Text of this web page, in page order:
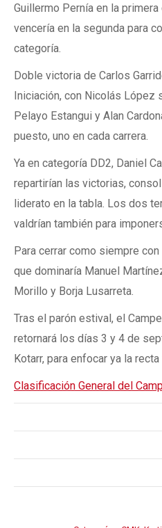
Guillermo Pernía en la
vencería en la segunda para
categoría.
Doble victoria de Carlos
Iniciación, con Nicolás López
Pelayo Estangui y Alan
puesto, uno en cada carrera.
Ya en categoría DD2, Daniel
repartirían las victorias,
liderato en la tabla. Los dos
valdrían también para
Para cerrar como siempre
que dominaría Manuel
Morillo y Borja Lusarreta.
Tras el parón estival, el
retornará los días 3 y 4 de
Kotarr, para enfocar ya la
Clasificación General del